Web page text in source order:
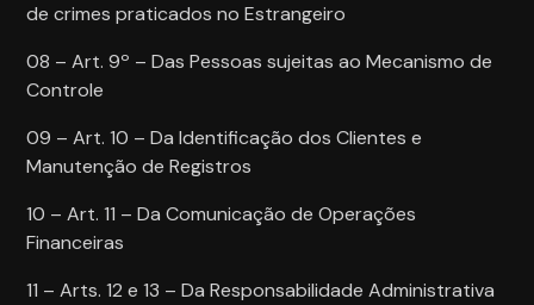
de crimes praticados no Estrangeiro
08 – Art. 9º – Das Pessoas sujeitas ao Mecanismo de
Controle
09 – Art. 10 – Da Identificação dos Clientes e
Manutenção de Registros
10 – Art. 11 – Da Comunicação de Operações
Financeiras
11 – Arts. 12 e 13 – Da Responsabilidade Administrativa